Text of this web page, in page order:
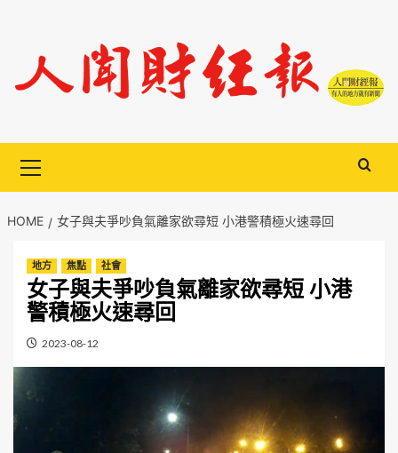
content
Menu
HOME 女子與夫爭吵負氣離家欲尋短 小港警積極火速尋回
地方 焦點 社會
女子與夫爭吵負氣離家欲尋短 小港
警積極火速尋回
2023-08-12